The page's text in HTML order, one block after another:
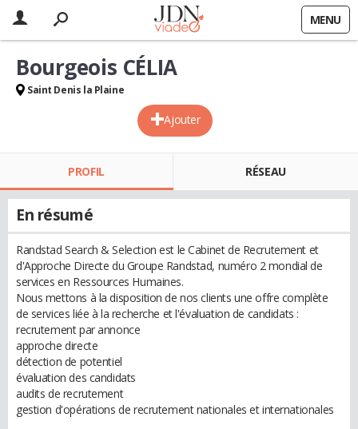
MENU
Ajouter
Bourgeois CÉLIA
Saint Denis la Plaine
PROFIL RÉSEAU
En résumé
Randstad Search & Selection est le Cabinet de Recrutement et
d'Approche Directe du Groupe Randstad, numéro 2 mondial de
services en Ressources Humaines.
Nous mettons à la disposition de nos clients une offre complète
de services liée à la recherche et l'évaluation de candidats :
recrutement par annonce
approche directe
détection de potentiel
évaluation des candidats
audits de recrutement
gestion d'opérations de recrutement nationales et internationales